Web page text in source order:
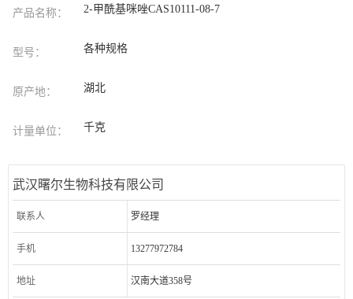
产品名称： 2-甲酰基咪唑CAS10111-08-7
型号： 各种规格
原产地： 湖北
计量单位： 千克
武汉曙尔生物科技有限公司
联系人 罗经理
手机 13277972784
地址 汉南大道358号